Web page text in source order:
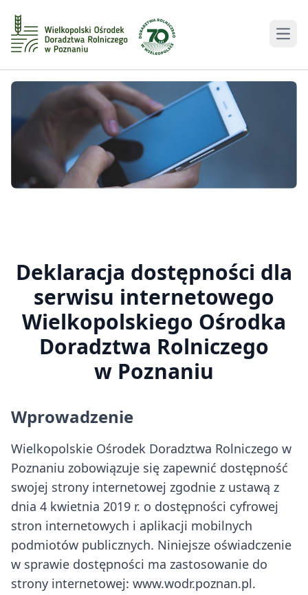
Deklaracja dostępności dla
serwisu internetowego
Wielkopolskiego Ośrodka
Doradztwa Rolniczego
w Poznaniu
Wprowadzenie
Wielkopolskie Ośrodek Doradztwa Rolniczego w
Poznaniu zobowiązuje się zapewnić dostępność
swojej strony internetowej zgodnie z ustawą z
dnia 4 kwietnia 2019 r. o dostępności cyfrowej
stron internetowych i aplikacji mobilnych
podmiotów publicznych. Niniejsze oświadczenie
w sprawie dostępności ma zastosowanie do
strony internetowej: www.wodr.poznan.pl.